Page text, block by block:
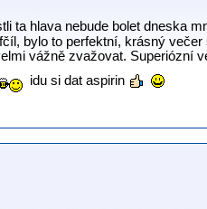
ta hlava nebude bolet dneska
bylo to perfektní, krásný
vážně zvažovat. Superiózní
idu si dat aspirin